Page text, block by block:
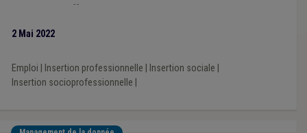
empêchent l’offre et la demande de se rencontrer sur le
2 Mai 2022
Emploi Insertion professionnelle Insertion sociale
Insertion socioprofessionnelle